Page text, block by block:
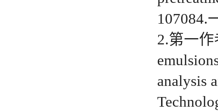
107084.
2.第一作
analysis